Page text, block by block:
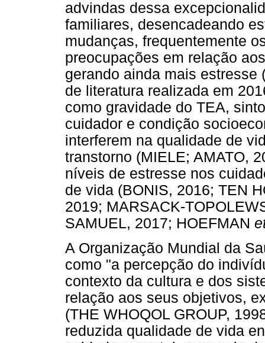
advindas dessa
familiares, desencadeando
mudanças, frequentemente
preocupações em relação
gerando ainda mais estresse
de literatura realizada em
como gravidade do TEA,
cuidador e condição
interferem na qualidade de
transtorno (MIELE; AMATO,
níveis de estresse nos
de vida (BONIS, 2016; TEN
2019; MARSACK-
SAMUEL, 2017; HOEFMAN
A Organização Mundial da
como "a percepção do
contexto da cultura e dos
relação aos seus objetivos,
(THE WHOQOL GROUP,
reduzida qualidade de vida